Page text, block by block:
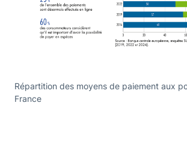
Répartition des moyens de paiement aux
France